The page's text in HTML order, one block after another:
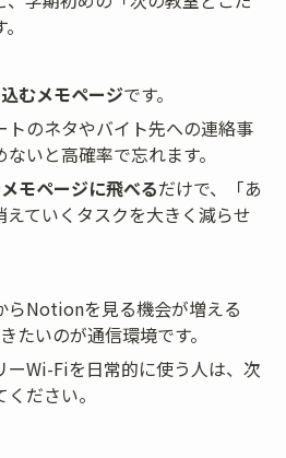
むメモページです。
のネタやバイト先への連絡事
いと高確率で忘れます。
モページに飛べるだけで、「あ
えていくタスクを大きく減らせ
らNotionを見る機会が増える
たいのが通信環境です。
ーWi-Fiを日常的に使う人は、次
ださい。